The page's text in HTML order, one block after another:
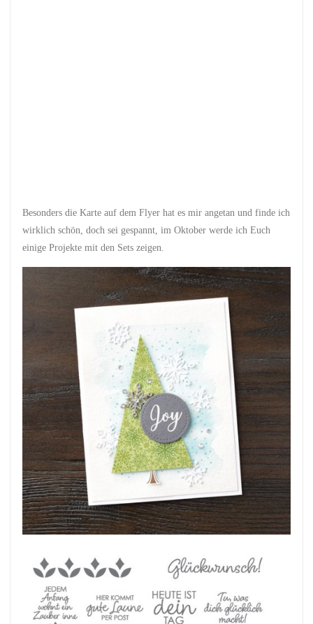
Besonders die Karte auf dem Flyer hat es mir angetan und finde ich
wirklich schön, doch sei gespannt, im Oktober werde ich Euch
einige Projekte mit den Sets zeigen.